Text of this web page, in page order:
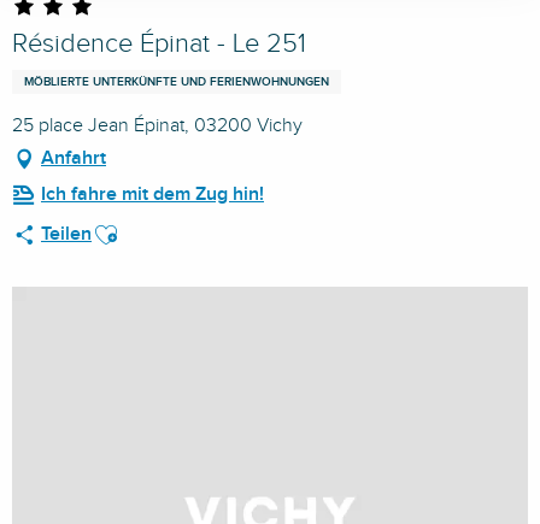
Résidence Épinat - Le 251
MÖBLIERTE UNTERKÜNFTE UND FERIENWOHNUNGEN
25 place Jean Épinat, 03200 Vichy
Anfahrt
Ich fahre mit dem Zug hin!
Teilen Ajouter aux favoris